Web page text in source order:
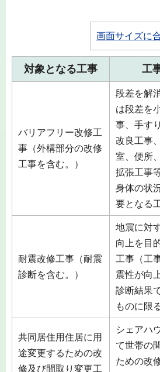
画面サイズに
対象となる工事 工
バリアフリー改修工
事（外構部分の改修
工事を含む。）
段差を解
は段差を
事、手す
改良工事
室、便所
拡張工事
身体の状
要となる
耐震改修工事（耐震
診断を含む。）
地震に対
向上を目
工事（工
震性が向
診断結果
ものに限
共同居住用住居に用
途変更するための改
修及び間取り変更工
シェアハ
て世帯の
ための改